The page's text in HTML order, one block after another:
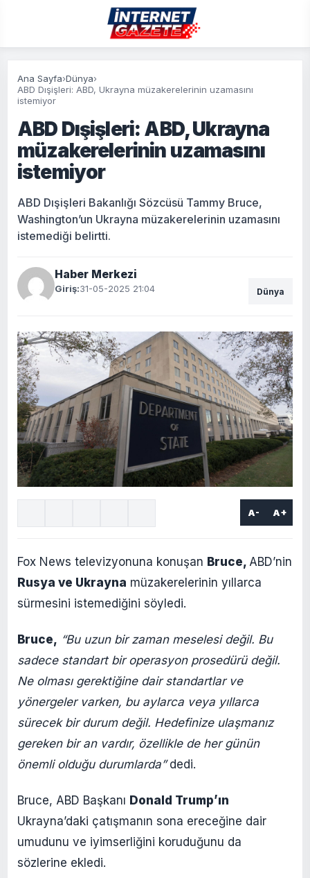
Ana Sayfa›Dünya›
ABD Dışişleri: ABD, Ukrayna müzakerelerinin uzamasını
istemiyor
ABD Dışişleri: ABD, Ukrayna
müzakerelerinin uzamasını
istemiyor
ABD Dışişleri Bakanlığı Sözcüsü Tammy Bruce,
Washington’un Ukrayna müzakerelerinin uzamasını
istemediği belirtti.
Haber Merkezi
Giriş:31-05-2025 21:04 Dünya
A- A+
Fox News televizyonuna konuşan Bruce, ABD’nin
Rusya ve Ukrayna müzakerelerinin yıllarca
sürmesini istemediğini söyledi.
Bruce, “Bu uzun bir zaman meselesi değil. Bu
sadece standart bir operasyon prosedürü değil.
Ne olması gerektiğine dair standartlar ve
yönergeler varken, bu aylarca veya yıllarca
sürecek bir durum değil. Hedefinize ulaşmanız
gereken bir an vardır, özellikle de her günün
önemli olduğu durumlarda”dedi.
Bruce, ABD Başkanı Donald Trump’ın
Ukrayna’daki çatışmanın sona ereceğine dair
umudunu ve iyimserliğini koruduğunu da
sözlerine ekledi.